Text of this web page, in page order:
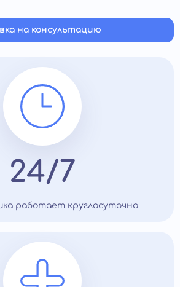
на консультацию
24/7
работает круглосуточно